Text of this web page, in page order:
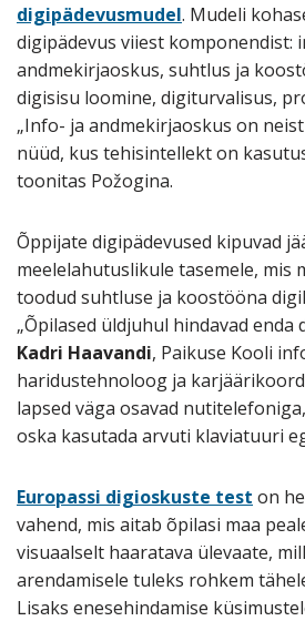
digipädevusmudel. Mudeli
digipädevus viiest komponendist:
andmekirjaoskus, suhtlus ja
digisisu loomine, digiturvalisus,
„Info- ja andmekirjaoskus on
nüüd, kus tehisintellekt on
toonitas Požogina.
Õppijate digipädevused kipuvad
meelelahutuslikule tasemele, mis
toodud suhtluse ja koostööna
„Õpilased üldjuhul hindavad enda
Kadri Haavandi, Paikuse Kooli
haridustehnoloog ja
lapsed väga osavad
oska kasutada arvuti klaviatuuri
Europassi digioskuste test on
vahend, mis aitab õpilasi maa
visuaalselt haaratava ülevaate,
arendamisele tuleks rohkem
Lisaks enesehindamise